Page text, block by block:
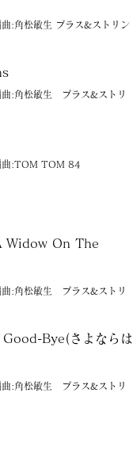
:角松敏生 ブラス&ストリン
:角松敏生 ブラス&ストリ
曲:TOM TOM 84
Widow On The
:角松敏生 ブラス&ストリ
Bye(さよならは
:角松敏生 ブラス&ストリ